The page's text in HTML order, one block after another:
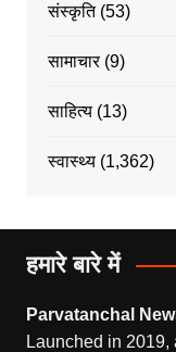
संस्कृति(53)
सामाचार(9)
साहित्य(13)
स्वास्थ्य(1,362)
हमारे बारे में
Parvatanchal
Launched in